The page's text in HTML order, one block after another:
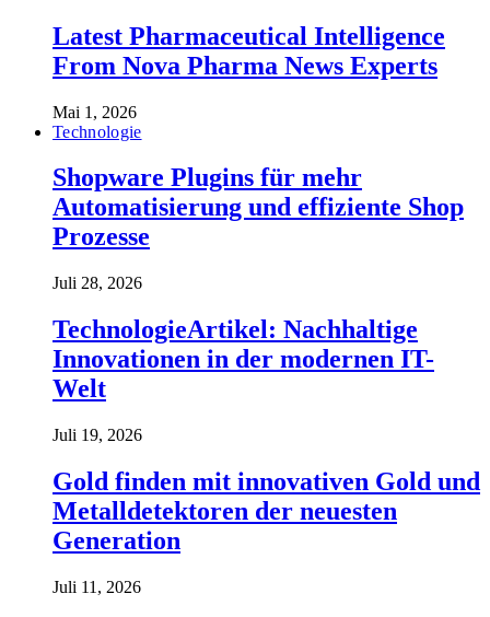
Latest Pharmaceutical Intelligence
From Nova Pharma News Experts
Mai 1, 2026
Technologie
Shopware Plugins für mehr
Automatisierung und effiziente Shop
Prozesse
Juli 28, 2026
TechnologieArtikel: Nachhaltige
Innovationen in der modernen IT-
Welt
Juli 19, 2026
Gold finden mit innovativen Gold und
Metalldetektoren der neuesten
Generation
Juli 11, 2026